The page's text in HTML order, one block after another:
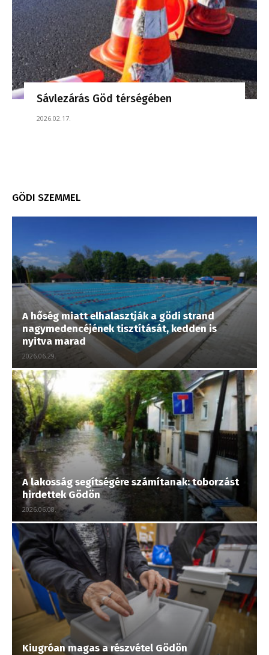
Sávlezárás Göd térségében
2026.02.17.
GÖDI SZEMMEL
A hőség miatt elhalasztják a gödi strand
nagymedencéjének tisztítását, kedden is
nyitva marad
2026.06.29.
A lakosság segítségére számítanak: toborzást
hirdettek Gödön
2026.06.08.
Kiugróan magas a részvétel Gödön